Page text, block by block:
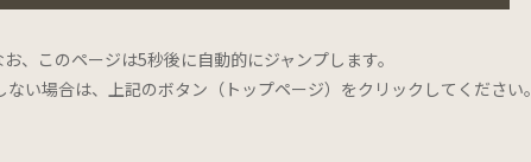
お、このページは5秒後に自動的にジャンプします。
い場合は、上記のボタン（トップページ）をクリックしてください。